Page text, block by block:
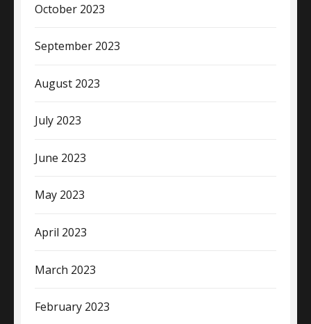
October 2023
September 2023
August 2023
July 2023
June 2023
May 2023
April 2023
March 2023
February 2023